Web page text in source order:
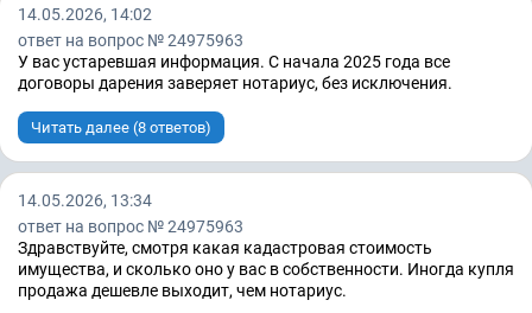
14.05.2026, 14:02
ответ на вопрос № 24975963
У вас устаревшая информация. С начала 2025 года все
договоры дарения заверяет нотариус, без исключения.
Читать далее (8 ответов)
14.05.2026, 13:34
ответ на вопрос № 24975963
Здравствуйте, смотря какая кадастровая стоимость
имущества, и сколько оно у вас в собственности. Иногда купля
продажа дешевле выходит, чем нотариус.